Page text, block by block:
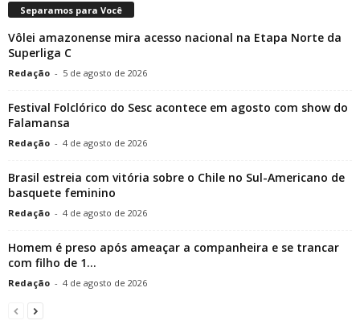
Separamos para Você
Vôlei amazonense mira acesso nacional na Etapa Norte da
Superliga C
Redação - 5 de agosto de 2026
Festival Folclórico do Sesc acontece em agosto com show do
Falamansa
Redação - 4 de agosto de 2026
Brasil estreia com vitória sobre o Chile no Sul-Americano de
basquete feminino
Redação - 4 de agosto de 2026
Homem é preso após ameaçar a companheira e se trancar
com filho de 1...
Redação - 4 de agosto de 2026